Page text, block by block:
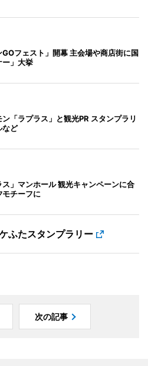
フェスト」開幕 主会場や商店街に国
ー」大挙
「ラプラス」と観光PR スタンプラリ
など
」マンホール 観光キャンペーンに合
チーフに
ふたスタンプラリー
次の記事